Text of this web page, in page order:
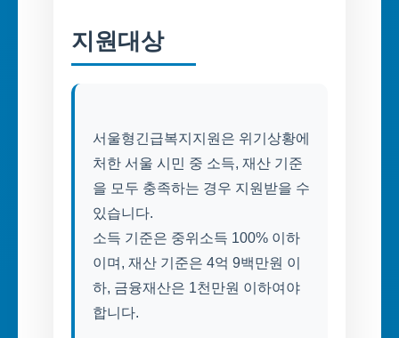
지원대상
서울형긴급복지지원은 위기상황에
처한 서울 시민 중 소득, 재산 기준
을 모두 충족하는 경우 지원받을 수
있습니다.
소득 기준은 중위소득 100% 이하
이며, 재산 기준은 4억 9백만원 이
하, 금융재산은 1천만원 이하여야
합니다.